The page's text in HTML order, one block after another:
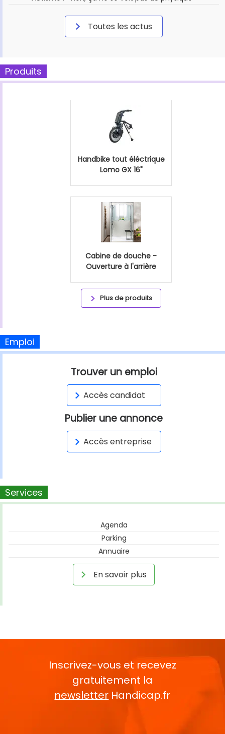
Toutes les actus
Produits
Handbike tout éléctrique
Lomo GX 16"
Cabine de douche -
Ouverture à l'arrière
Plus de produits
Emploi
Trouver un emploi
Accès candidat
Publier une annonce
Accès entreprise
Services
Agenda
Parking
Annuaire
En savoir plus
Inscrivez-vous et recevez
gratuitement la
newsletter Handicap.fr